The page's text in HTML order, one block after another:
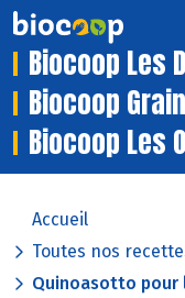
Biocoop Les
Biocoop
Biocoop Les
Accueil
Toutes nos
Quinoasotto pour